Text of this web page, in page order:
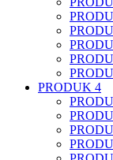
PRODUK 4